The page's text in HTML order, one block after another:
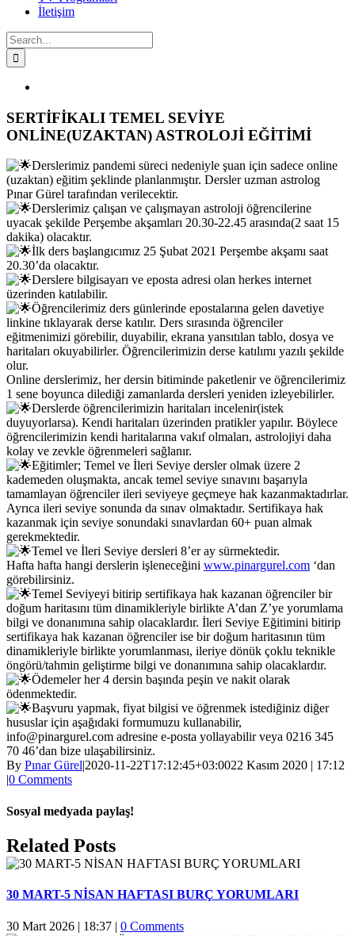
İletişim
Search
for:
Image
SERTİFİKALI TEMEL SEVİYE
ONLİNE(UZAKTAN) ASTROLOJİ EĞİTİMİ
Derslerimiz pandemi süreci nedeniyle şuan için sadece online
(uzaktan) eğitim şeklinde planlanmıştır. Dersler uzman astrolog
Pınar Gürel tarafından verilecektir.
Derslerimiz çalışan ve çalışmayan astroloji öğrencilerine
uyacak şekilde Perşembe akşamları 20.30-22.45 arasında(2 saat 15
dakika) olacaktır.
İlk ders başlangıcımız 25 Şubat 2021 Perşembe akşamı saat
20.30’da olacaktır.
Derslere bilgisayarı ve eposta adresi olan herkes internet
üzerinden katılabilir.
Öğrencilerimiz ders günlerinde epostalarına gelen davetiye
linkine tıklayarak derse katılır. Ders sırasında öğrenciler
eğitmenimizi görebilir, duyabilir, ekrana yansıtılan tablo, dosya ve
haritaları okuyabilirler. Öğrencilerimizin derse katılımı yazılı şekilde
olur.
Online derslerimiz, her dersin bitiminde paketlenir ve öğrencilerimiz
1 sene boyunca dilediği zamanlarda dersleri yeniden izleyebilirler.
Derslerde öğrencilerimizin haritaları incelenir(istek
duyuyorlarsa). Kendi haritaları üzerinden pratikler yapılır. Böylece
öğrencilerimizin kendi haritalarına vakıf olmaları, astrolojiyi daha
kolay ve zevkle öğrenmeleri sağlanır.
Eğitimler; Temel ve İleri Seviye dersler olmak üzere 2
kademeden oluşmakta, ancak temel seviye sınavını başarıyla
tamamlayan öğrenciler ileri seviyeye geçmeye hak kazanmaktadırlar.
Ayrıca ileri seviye sonunda da sınav olmaktadır. Sertifikaya hak
kazanmak için seviye sonundaki sınavlardan 60+ puan almak
gerekmektedir.
Temel ve İleri Seviye dersleri 8’er ay sürmektedir.
Hafta hafta hangi derslerin işleneceğini www.pinargurel.com ‘dan
görebilirsiniz.
Temel Seviyeyi bitirip sertifikaya hak kazanan öğrenciler bir
doğum haritasını tüm dinamikleriyle birlikte A’dan Z’ye yorumlama
bilgi ve donanımına sahip olacaklardır. İleri Seviye Eğitimini bitirip
sertifikaya hak kazanan öğrenciler ise bir doğum haritasının tüm
dinamikleriyle birlikte yorumlanması, ileriye dönük çoklu teknikle
öngörü/tahmin geliştirme bilgi ve donanımına sahip olacaklardır.
Ödemeler her 4 dersin başında peşin ve nakit olarak
ödenmektedir.
Başvuru yapmak, fiyat bilgisi ve öğrenmek istediğiniz diğer
hususlar için aşağıdaki formumuzu kullanabilir,
info@pinargurel.com adresine e-posta yollayabilir veya 0216 345
70 46’dan bize ulaşabilirsiniz.
By Pınar Gürel|2020-11-22T17:12:45+03:0022 Kasım 2020 | 17:12
|0 Comments
Sosyal medyada paylaş!
Facebook
Twitter
Reddit
LinkedIn
WhatsApp
Pinterest
Email
Related Posts
30 MART-5 NİSAN HAFTASI BURÇ YORUMLARI
30 Mart 2026 | 18:37 | 0 Comments